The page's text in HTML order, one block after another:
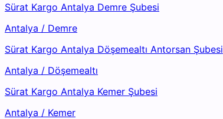
Sürat Kargo Antalya Demre Şubesi
Antalya / Demre
Sürat Kargo Antalya Döşemealtı Antorsan Şubesi
Antalya / Döşemealtı
Sürat Kargo Antalya Kemer Şubesi
Antalya / Kemer